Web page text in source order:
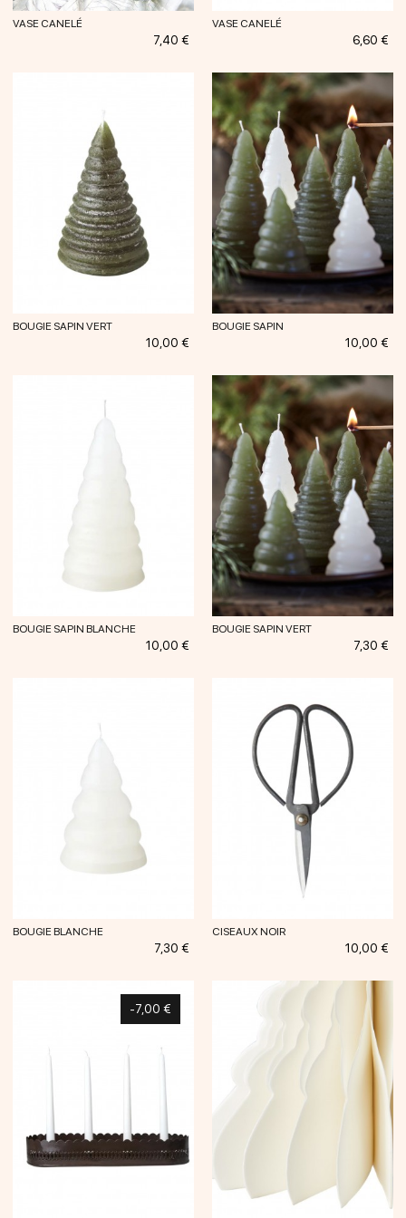
VASE CANELÉ
Prix
7,40 €
VASE CANELÉ
Prix
6,60 €
BOUGIE SAPIN VERT
Prix
10,00 €
BOUGIE SAPIN
Prix
10,00 €
BOUGIE SAPIN BLANCHE
Prix
10,00 €
BOUGIE SAPIN VERT
Prix
7,30 €
BOUGIE BLANCHE
Prix
7,30 €
CISEAUX NOIR
Prix
10,00 €
-7,00 €